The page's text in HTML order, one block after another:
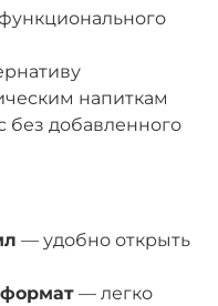
напиткам
без добавленного
— удобно открыть
— легко